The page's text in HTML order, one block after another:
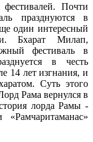
Почти
празднуются в
один интересный
Бхарат Милап,
фестиваль в
в честь
14 лет изгнания, и
Суть этого
Рама вернулся в
лорда Рамы -